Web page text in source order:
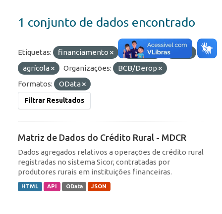
1 conjunto de dados encontrado
Etiquetas: financiamento crédito
agrícola
Organizações:
BCB/Derop
Formatos:
OData
Filtrar Resultados
Matriz de Dados do Crédito Rural - MDCR
Dados agregados relativos a operações de crédito rural
registradas no sistema Sicor, contratadas por
produtores rurais em instituições financeiras.
HTML API OData JSON